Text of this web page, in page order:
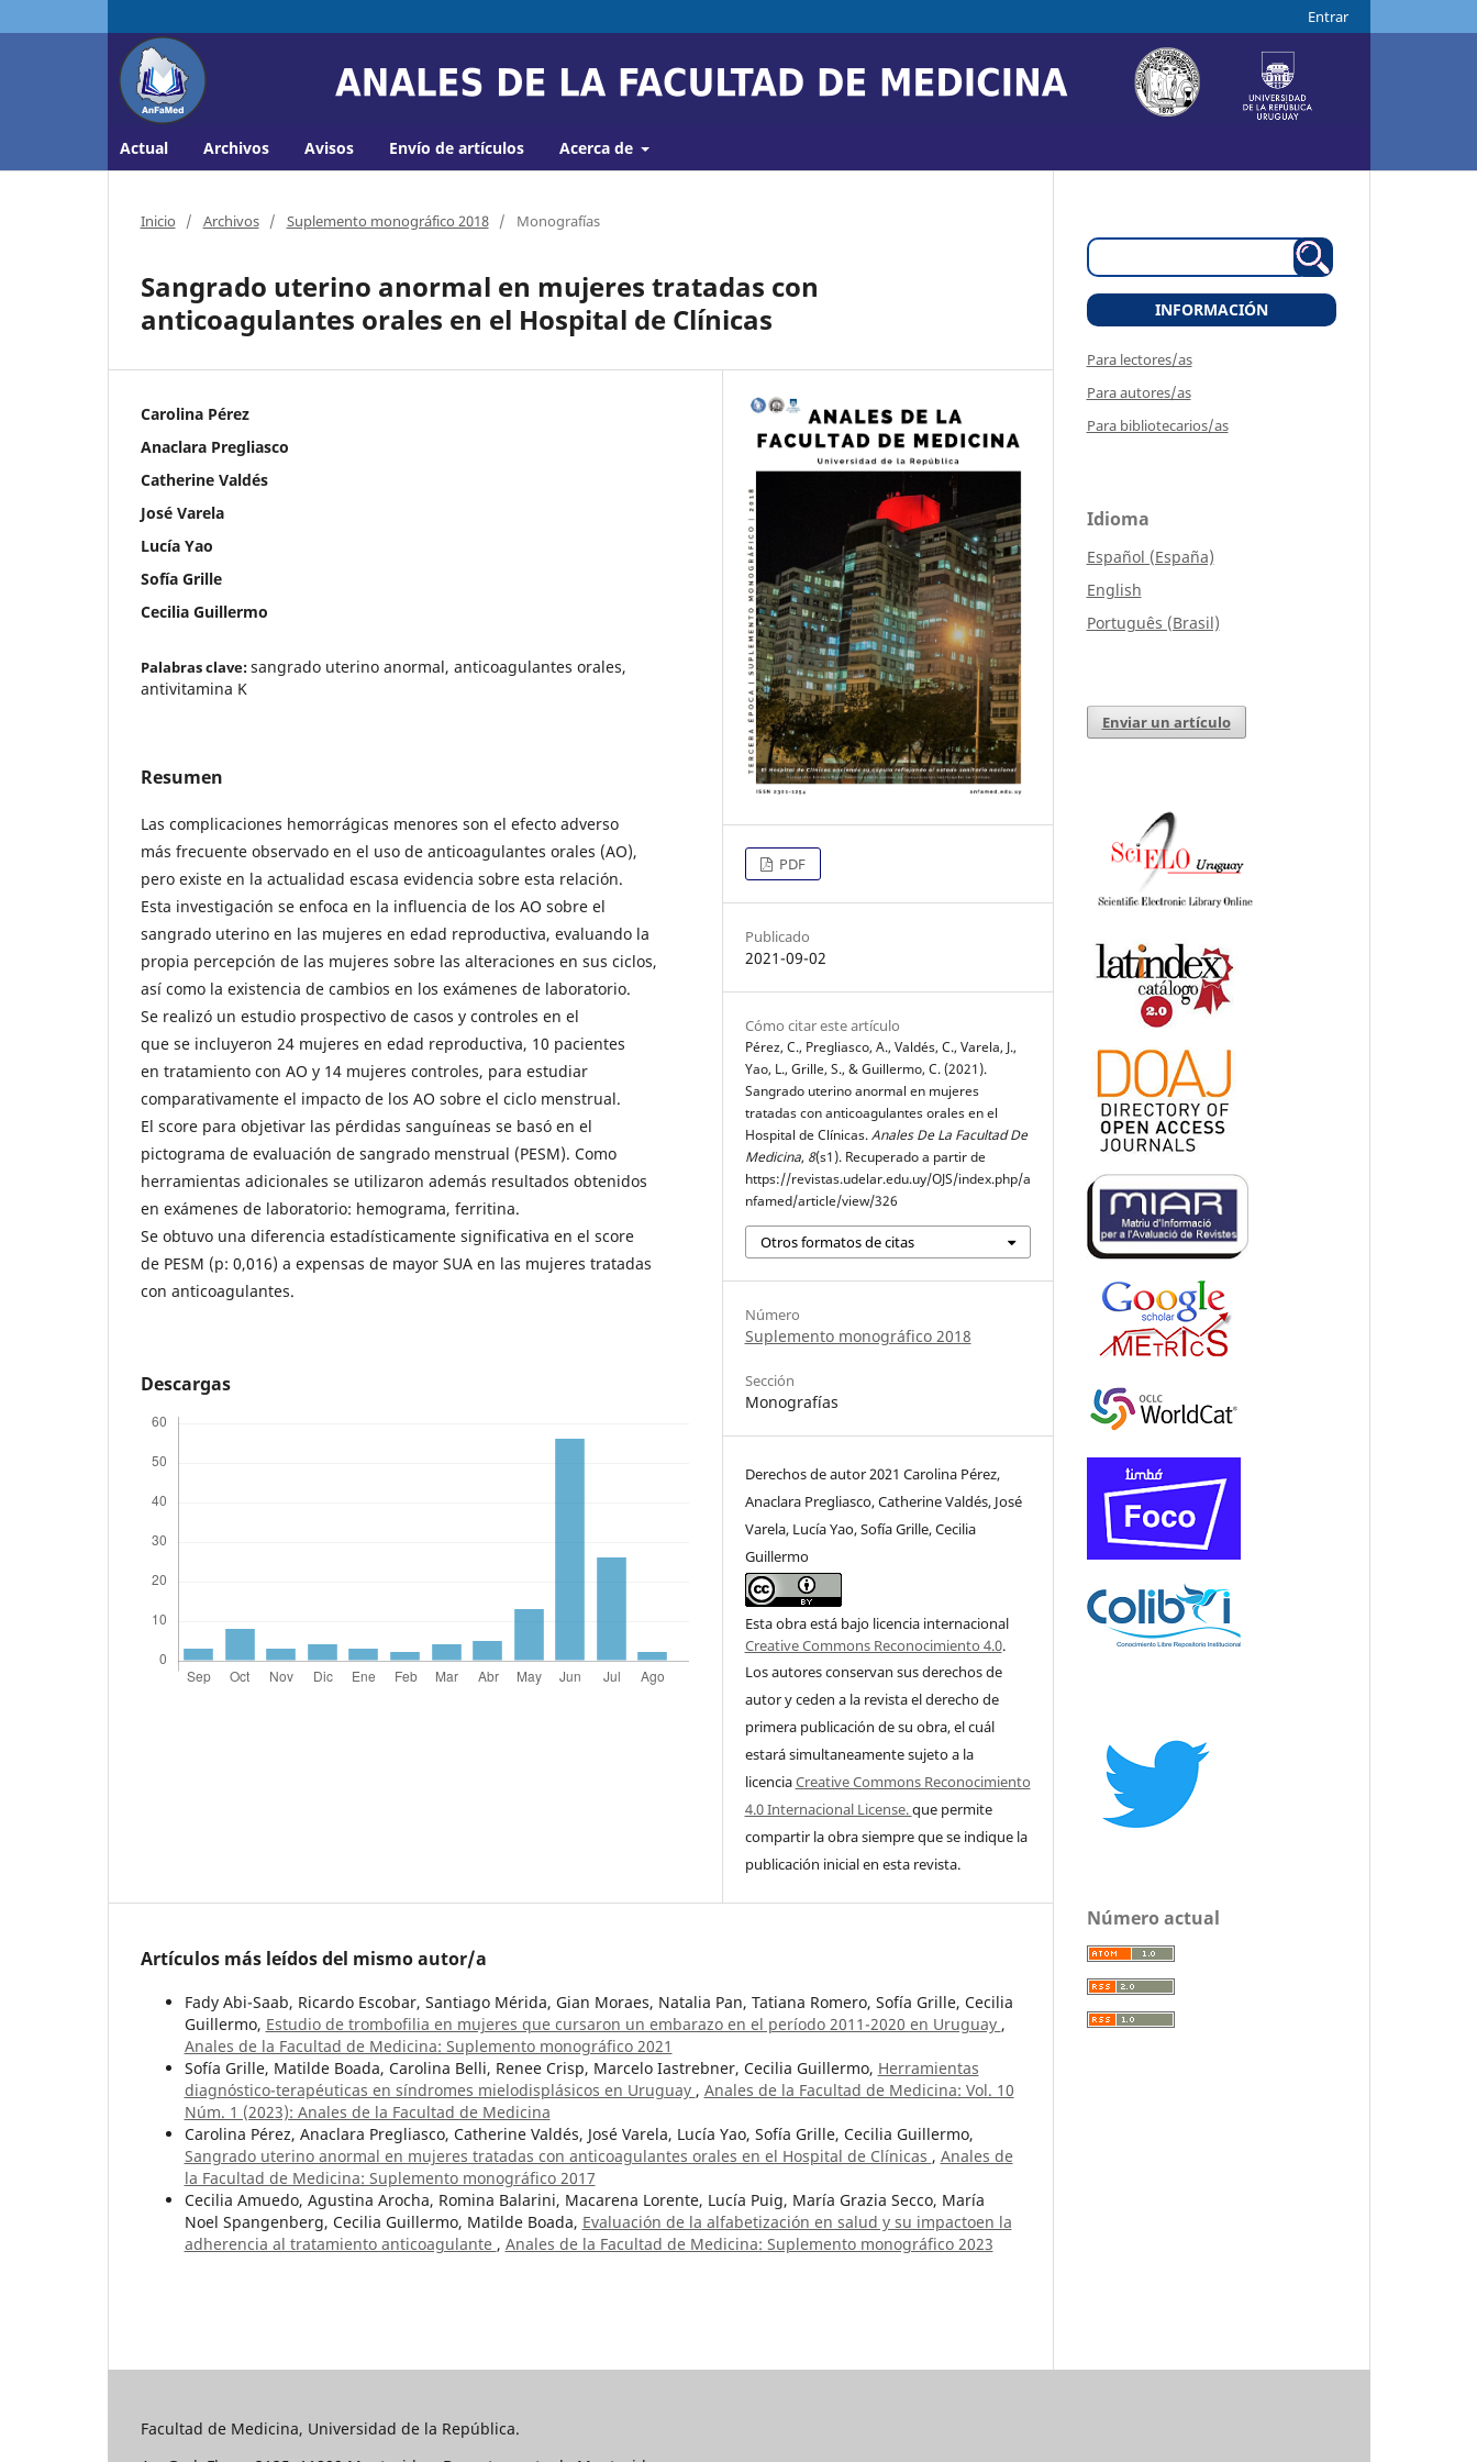
Actual Archivos Avisos Envío de artículos Acerca de
Entrar
Inicio / Archivos / Suplemento monográfico 2018 / Monografías
Sangrado uterino anormal en mujeres tratadas con
anticoagulantes orales en el Hospital de Clínicas
Carolina Pérez
Anaclara Pregliasco
Catherine Valdés
José Varela
Lucía Yao
Sofía Grille
Cecilia Guillermo
Palabras clave:sangrado uterino anormal, anticoagulantes orales,
antivitamina K
Resumen
Las complicaciones hemorrágicas menores son el efecto adverso
más frecuente observado en el uso de anticoagulantes orales (AO),
pero existe en la actualidad escasa evidencia sobre esta relación.
Esta investigación se enfoca en la influencia de los AO sobre el
sangrado uterino en las mujeres en edad reproductiva, evaluando la
propia percepción de las mujeres sobre las alteraciones en sus ciclos,
así como la existencia de cambios en los exámenes de laboratorio.
Se realizó un estudio prospectivo de casos y controles en el
que se incluyeron 24 mujeres en edad reproductiva, 10 pacientes
en tratamiento con AO y 14 mujeres controles, para estudiar
comparativamente el impacto de los AO sobre el ciclo menstrual.
El score para objetivar las pérdidas sanguíneas se basó en el
pictograma de evaluación de sangrado menstrual (PESM). Como
herramientas adicionales se utilizaron además resultados obtenidos
en exámenes de laboratorio: hemograma, ferritina.
Se obtuvo una diferencia estadísticamente significativa en el score
de PESM (p: 0,016) a expensas de mayor SUA en las mujeres tratadas
con anticoagulantes.
Descargas
PDF
Publicado
2021-09-02
Cómo citar este artículo
Pérez, C., Pregliasco, A., Valdés, C., Varela, J.,
Yao, L., Grille, S., & Guillermo, C. (2021).
Sangrado uterino anormal en mujeres
tratadas con anticoagulantes orales en el
Hospital de Clínicas.Anales De La Facultad De
Medicina, 8(s1). Recuperado a partir de
https://revistas.udelar.edu.uy/OJS/index.php/a
nfamed/article/view/326
Otros formatos de citas
Número
Suplemento monográfico 2018
Sección
Monografías
Derechos de autor 2021 Carolina Pérez,
Anaclara Pregliasco, Catherine Valdés, José
Varela, Lucía Yao, Sofía Grille, Cecilia
Guillermo
Esta obra está bajo licencia internacional
Creative Commons Reconocimiento 4.0.
Los autores conservan sus derechos de
autor y ceden a la revista el derecho de
primera publicación de su obra, el cuál
estará simultaneamente sujeto a la
licenciaCreative Commons Reconocimiento
4.0 Internacional License.que permite
compartir la obra siempre que se indique la
publicación inicial en esta revista.
Artículos más leídos del mismo autor/a
Fady Abi-Saab, Ricardo Escobar, Santiago Mérida, Gian Moraes, Natalia Pan, Tatiana Romero, Sofía Grille, Cecilia
Guillermo, Estudio de trombofilia en mujeres que cursaron un embarazo en el período 2011-2020 en Uruguay ,
Anales de la Facultad de Medicina: Suplemento monográfico 2021
Sofía Grille, Matilde Boada, Carolina Belli, Renee Crisp, Marcelo Iastrebner, Cecilia Guillermo, Herramientas
diagnóstico-terapéuticas en síndromes mielodisplásicos en Uruguay , Anales de la Facultad de Medicina: Vol. 10
Núm. 1 (2023): Anales de la Facultad de Medicina
Carolina Pérez, Anaclara Pregliasco, Catherine Valdés, José Varela, Lucía Yao, Sofía Grille, Cecilia Guillermo,
Sangrado uterino anormal en mujeres tratadas con anticoagulantes orales en el Hospital de Clínicas , Anales de
la Facultad de Medicina: Suplemento monográfico 2017
Cecilia Amuedo, Agustina Arocha, Romina Balarini, Macarena Lorente, Lucía Puig, María Grazia Secco, María
Noel Spangenberg, Cecilia Guillermo, Matilde Boada, Evaluación de la alfabetización en salud y su impactoen la
adherencia al tratamiento anticoagulante , Anales de la Facultad de Medicina: Suplemento monográfico 2023
INFORMACIÓN
Para lectores/as
Para autores/as
Para bibliotecarios/as
Idioma
Español (España)
English
Português (Brasil)
Enviar un artículo
Número actual
Facultad de Medicina, Universidad de la República.